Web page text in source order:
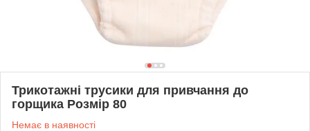
Трикотажні трусики для привчання до
горщика Розмір 80
Немає в наявності